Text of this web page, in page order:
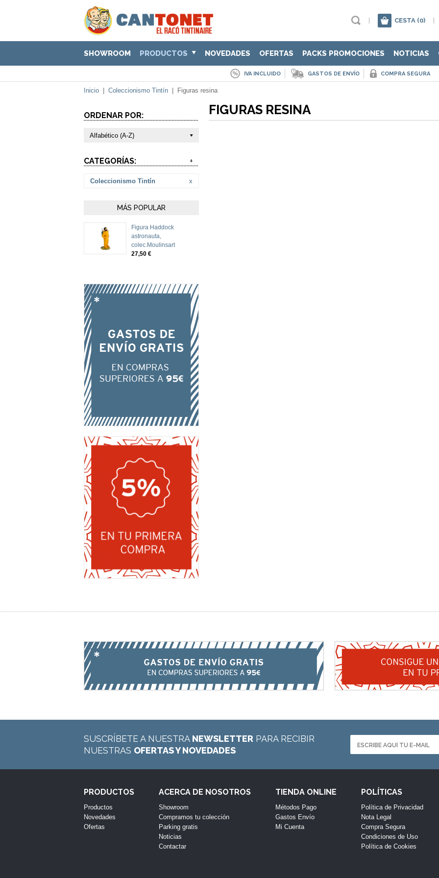
CESTA (0)
SHOWROOM PRODUCTOS NOVEDADES OFERTAS PACKS PROMOCIONES NOTICIAS
IVA INCLUIDO GASTOS DE ENVÍO COMPRA SEGURA
Inicio Coleccionismo Tintín Figuras resina
ORDENAR POR:
Alfabético (A-Z)
CATEGORÍAS: +
Coleccionismo Tintín x
MÁS POPULAR
Figura Haddock
astronauta,
colec.Moulinsart
27,50 €
FIGURAS RESINA
SUSCRÍBETE A NUESTRA NEWSLETTER PARA RECIBIR
NUESTRAS OFERTAS Y NOVEDADES
PRODUCTOS
Productos
Novedades
Ofertas
ACERCA DE NOSOTROS
Showroom
Compramos tu colección
Parking gratis
Noticias
Contactar
TIENDA ONLINE
Métodos Pago
Gastos Envío
Mi Cuenta
POLÍTICAS
Política de Privacidad
Nota Legal
Compra Segura
Condiciones de Uso
Política de Cookies